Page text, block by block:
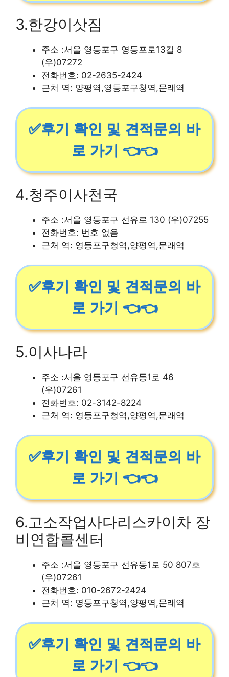
3.한강이삿짐
주소 :서울 영등포구 영등포로13길 8
(우)07272
전화번호: 02-2635-2424
근처 역: 양평역,영등포구청역,문래역
✅후기 확인 및 견적문의 바
로 가기 👈👈
4.청주이사천국
주소 :서울 영등포구 선유로 130 (우)07255
전화번호: 번호 없음
근처 역: 영등포구청역,양평역,문래역
✅후기 확인 및 견적문의 바
로 가기 👈👈
5.이사나라
주소 :서울 영등포구 선유동1로 46
(우)07261
전화번호: 02-3142-8224
근처 역: 영등포구청역,양평역,문래역
✅후기 확인 및 견적문의 바
로 가기 👈👈
6.고소작업사다리스카이차 장
비연합콜센터
주소 :서울 영등포구 선유동1로 50 807호
(우)07261
전화번호: 010-2672-2424
근처 역: 영등포구청역,양평역,문래역
✅후기 확인 및 견적문의 바
로 가기 👈👈